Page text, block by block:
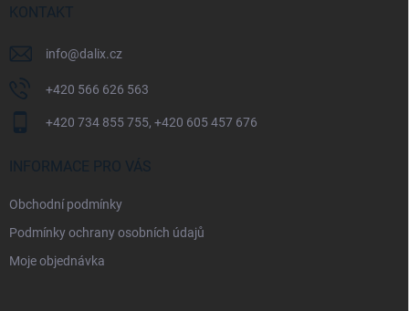
KONTAKT
info@dalix.cz
+420 566 626 563
+420 734 855 755, +420 605 457 676
INFORMACE PRO VÁS
Obchodní podmínky
Podmínky ochrany osobních údajů
Moje objednávka